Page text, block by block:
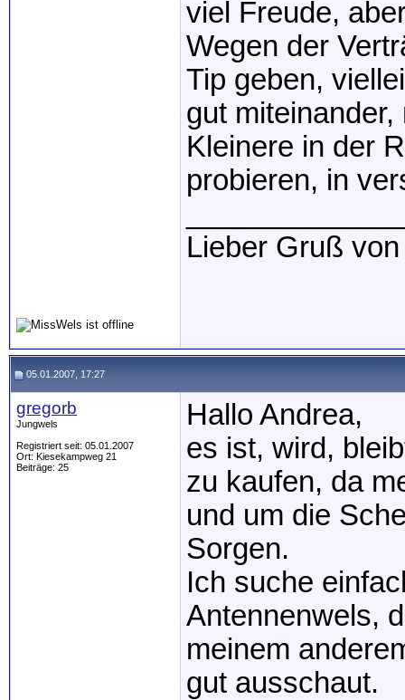
viel Freude,
Wegen der
Tip geben,
gut
Kleinere in der
probieren, in
Lieber Gruß
05.01.2007, 17:27
gregorb
Jungwels
Registriert seit: 05.01.2007
Ort: Kiesekampweg 21
Beiträge: 25
Hallo Andrea,
es ist, wird,
zu kaufen, da
und um die
Sorgen.
Ich suche
Antennenwels,
meinem
gut ausschaut.